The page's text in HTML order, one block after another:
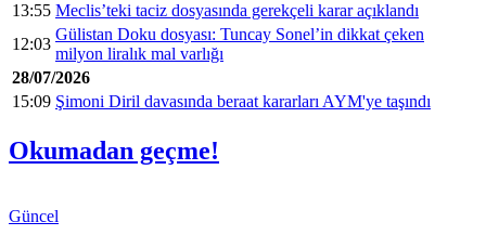
13:55 Meclis’teki taciz dosyasında gerekçeli karar açıklandı
12:03
Gülistan Doku dosyası: Tuncay Sonel’in dikkat çeken
milyon liralık mal varlığı
28/07/2026
15:09 Şimoni Diril davasında beraat kararları AYM'ye taşındı
Okumadan geçme!
Güncel